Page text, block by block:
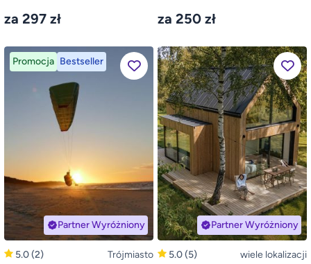
za 297 zł za 250 zł
Promocja Bestseller
Partner Wyróżniony
5.0(2) Trójmiasto
Partner Wyróżniony
5.0(5) wiele lokalizacji